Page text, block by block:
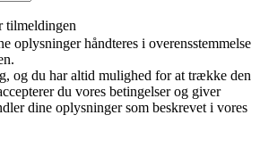
tilmeldingen
oplysninger håndteres i overensstemmelse
og du har altid mulighed for at trække den
du vores betingelser og giver
dine oplysninger som beskrevet i vores